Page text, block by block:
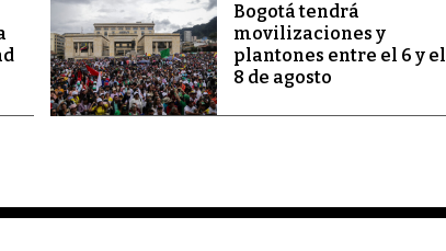
Bogotá tendrá
movilizaciones y
plantones entre el 6 y el
8 de agosto